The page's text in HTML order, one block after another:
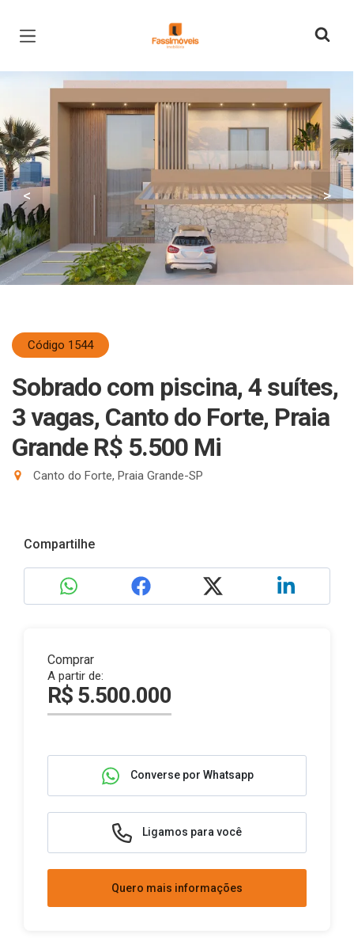
Página inicial
< >
Código 1544
Sobrado com piscina, 4 suítes,
3 vagas, Canto do Forte, Praia
Grande R$ 5.500 Mi
Canto do Forte, Praia Grande-SP
Compartilhe
Comprar
A partir de:
R$ 5.500.000
Converse por Whatsapp
Ligamos para você
Quero mais informações